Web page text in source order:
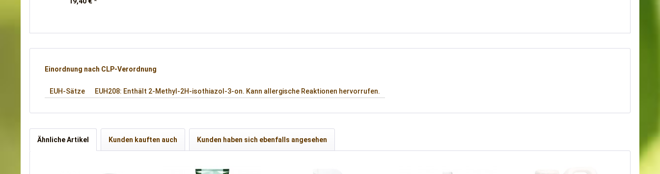
Einordnung nach CLP-Verordnung
EUH-Sätze EUH208: Enthält 2-Methyl-2H-isothiazol-3-on. Kann allergische Reaktionen hervorrufen.
Ähnliche Artikel Kunden kauften auch Kunden haben sich ebenfalls angesehen